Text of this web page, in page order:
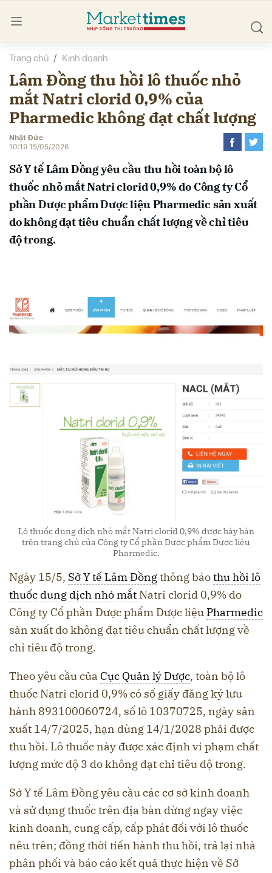
Trang chủ Kinh doanh
Lâm Đồng thu hồi lô thuốc nhỏ
mắt Natri clorid 0,9% của
Pharmedic không đạt chất lượng
Nhật Đức
10:19 15/05/2026
Sở Y tế Lâm Đồng yêu cầu thu hồi toàn bộ lô
thuốc nhỏ mắt Natri clorid 0,9% do Công ty Cổ
phần Dược phẩm Dược liệu Pharmedic sản xuất
do không đạt tiêu chuẩn chất lượng về chỉ tiêu
độ trong.
Lô thuốc dung dịch nhỏ mắt Natri clorid 0,9% được bày bán
trên trang chủ của Công ty Cổ phần Dược phẩm Dược liệu
Pharmedic.
Ngày 15/5, Sở Y tế Lâm Đồngthông báothu hồi lô
thuốc dung dịch nhỏ mắt Natri clorid 0,9% do
Công ty Cổ phần Dược phẩm Dược liệu Pharmedic
sản xuất do không đạt tiêu chuẩn chất lượng về
chỉ tiêu độ trong.
Theo yêu cầu của Cục Quản lý Dược, toàn bộ lô
thuốc Natri clorid 0,9% có số giấy đăng ký lưu
hành 893100060724, số lô 10370725, ngày sản
xuất 14/7/2025, hạn dùng 14/1/2028 phải được
thu hồi. Lô thuốc này được xác định vi phạm chất
lượng mức độ 3 do không đạt chỉ tiêu độ trong.
Sở Y tế Lâm Đồng yêu cầu các cơ sở kinh doanh
và sử dụng thuốc trên địa bàn dừng ngay việc
kinh doanh, cung cấp, cấp phát đối với lô thuốc
nêu trên; đồng thời tiến hành thu hồi, trả lại nhà
phân phối và báo cáo kết quả thực hiện về Sở
luận